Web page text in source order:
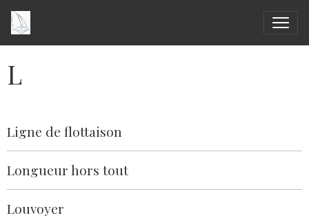
L
Ligne de flottaison
Longueur hors tout
Louvoyer